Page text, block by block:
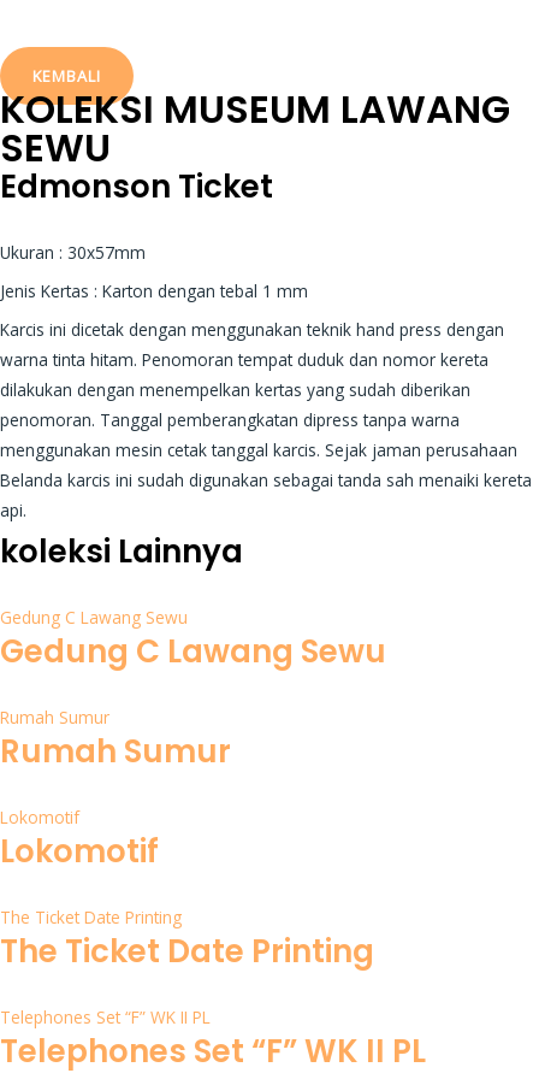
KEMBALI
KOLEKSI MUSEUM LAWANG
SEWU
Edmonson Ticket
Ukuran : 30x57mm
Jenis Kertas : Karton dengan tebal 1 mm
Karcis ini dicetak dengan menggunakan teknik hand press dengan
warna tinta hitam. Penomoran tempat duduk dan nomor kereta
dilakukan dengan menempelkan kertas yang sudah diberikan
penomoran. Tanggal pemberangkatan dipress tanpa warna
menggunakan mesin cetak tanggal karcis. Sejak jaman perusahaan
Belanda karcis ini sudah digunakan sebagai tanda sah menaiki kereta
api.
koleksi Lainnya
Gedung C Lawang Sewu
Gedung C Lawang Sewu
Rumah Sumur
Rumah Sumur
Lokomotif
Lokomotif
The Ticket Date Printing
The Ticket Date Printing
Telephones Set “F” WK II PL
Telephones Set “F” WK II PL